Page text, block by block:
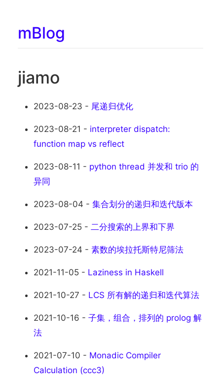
mBlog
jiamo
2023-08-23 - 尾递归优化
2023-08-21 - interpreter dispatch:
function map vs reflect
2023-08-11 - python thread 并发和 trio 的
异同
2023-08-04 - 集合划分的递归和迭代版本
2023-07-25 - 二分搜索的上界和下界
2023-07-24 - 素数的埃拉托斯特尼筛法
2021-11-05 - Laziness in Haskell
2021-10-27 - LCS 所有解的递归和迭代算法
2021-10-16 - 子集，组合，排列的 prolog 解
法
2021-07-10 - Monadic Compiler
Calculation (ccc3)